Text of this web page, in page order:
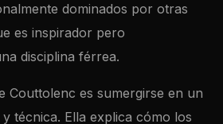
dominados por otras
es inspirador pero
disciplina férrea.
Couttolenc es sumergirse en un
y técnica. Ella explica cómo los